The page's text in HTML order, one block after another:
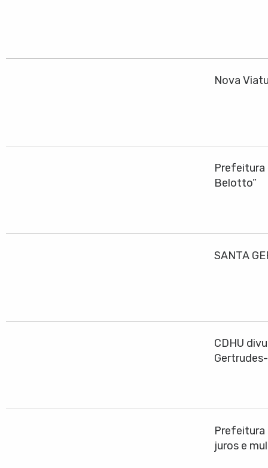
Nova
Prefeitura
Belotto”
SANTA
CDHU
Prefeitura
juros e